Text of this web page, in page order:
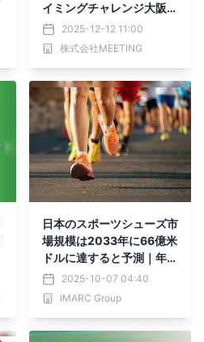
イミングチャレンジ大阪大
会@ツイン21 MID タワ
ー」を11月30日（日）に
開催
2025-12-12 11:00
株式会社MEETING
日本のスポーツシューズ市
場規模は2033年に66億米
ドルに達すると予測｜年平
均成長率4.3%で成長
2025-10-07 04:40
IMARC Group